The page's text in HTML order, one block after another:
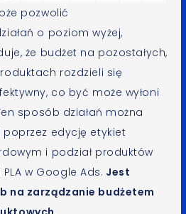
pozwolić
o poziom wyżej,
że budżet na pozostałych,
rozdzieli się
co być może wyłoni
sposób działań można
poprzez edycję etykiet
i podział produktów
w Google Ads. Jest
na zarządzanie budżetem